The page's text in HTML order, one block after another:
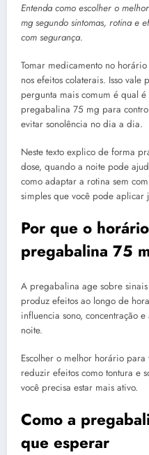
Entenda como escolher o
mg segundo sintomas, rotina e
com segurança.
Tomar medicamento no
nos efeitos colaterais. Isso
pergunta mais comum é qual
pregabalina 75 mg para
evitar sonolência no dia a dia.
Neste texto explico de forma
dose, quando a noite pode
como adaptar a rotina sem
simples que você pode aplicar
Por que o
pregabalina 75
A pregabalina age sobre
produz efeitos ao longo de
influencia sono, concentração
noite.
Escolher o melhor horário
reduzir efeitos como tontura e
você precisa estar mais ativo.
Como a
que esperar